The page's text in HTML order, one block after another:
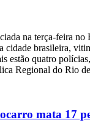
na terça-feira no
cidade brasileira,
estão quatro
Regional do Rio
mata 17